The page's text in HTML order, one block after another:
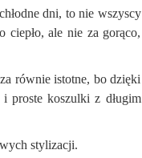
dni, to nie wszyscy
ciepło, ale nie za gorąco,
równie istotne, bo dzięki
proste koszulki z długim
stylizacji.